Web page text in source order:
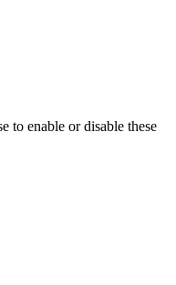
to enable or disable these